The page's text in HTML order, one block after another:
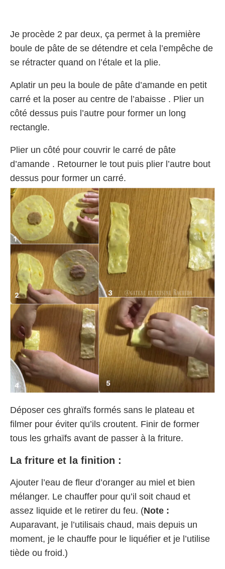
Je procède 2 par deux, ça permet à la première
boule de pâte de se détendre et cela l’empêche de
se rétracter quand on l’étale et la plie.
Aplatir un peu la boule de pâte d’amande en petit
carré et la poser au centre de l’abaisse . Plier un
côté dessus puis l’autre pour former un long
rectangle.
Plier un côté pour couvrir le carré de pâte
d’amande . Retourner le tout puis plier l’autre bout
dessus pour former un carré.
Déposer ces ghraïfs formés sans le plateau et
filmer pour éviter qu’ils croutent. Finir de former
tous les grhaïfs avant de passer à la friture.
La friture et la finition :
Ajouter l’eau de fleur d’oranger au miel et bien
mélanger. Le chauffer pour qu’il soit chaud et
assez liquide et le retirer du feu. (Note :
Auparavant, je l’utilisais chaud, mais depuis un
moment, je le chauffe pour le liquéfier et je l’utilise
tiède ou froid.)